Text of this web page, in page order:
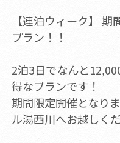
【連泊ウィーク】
プラン！！
2泊3日でなんと
得なプランです！
期間限定開催となり
ル湯西川へお越しく